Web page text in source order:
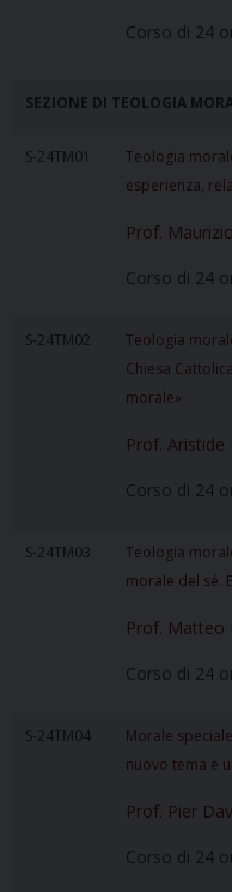
Corso di 24
SEZIONE DI TEOLOGIA
S-24TM01
Teologia
esperienza,
Prof.
Corso di 24
S-24TM02
Teologia
Chiesa
morale»
Prof. Aristide
Corso di 24
S-24TM03
Teologia
morale del sé.
Prof. Matteo
Corso di 24
S-24TM04
Morale
nuovo tema e
Prof. Pier
Corso di 24